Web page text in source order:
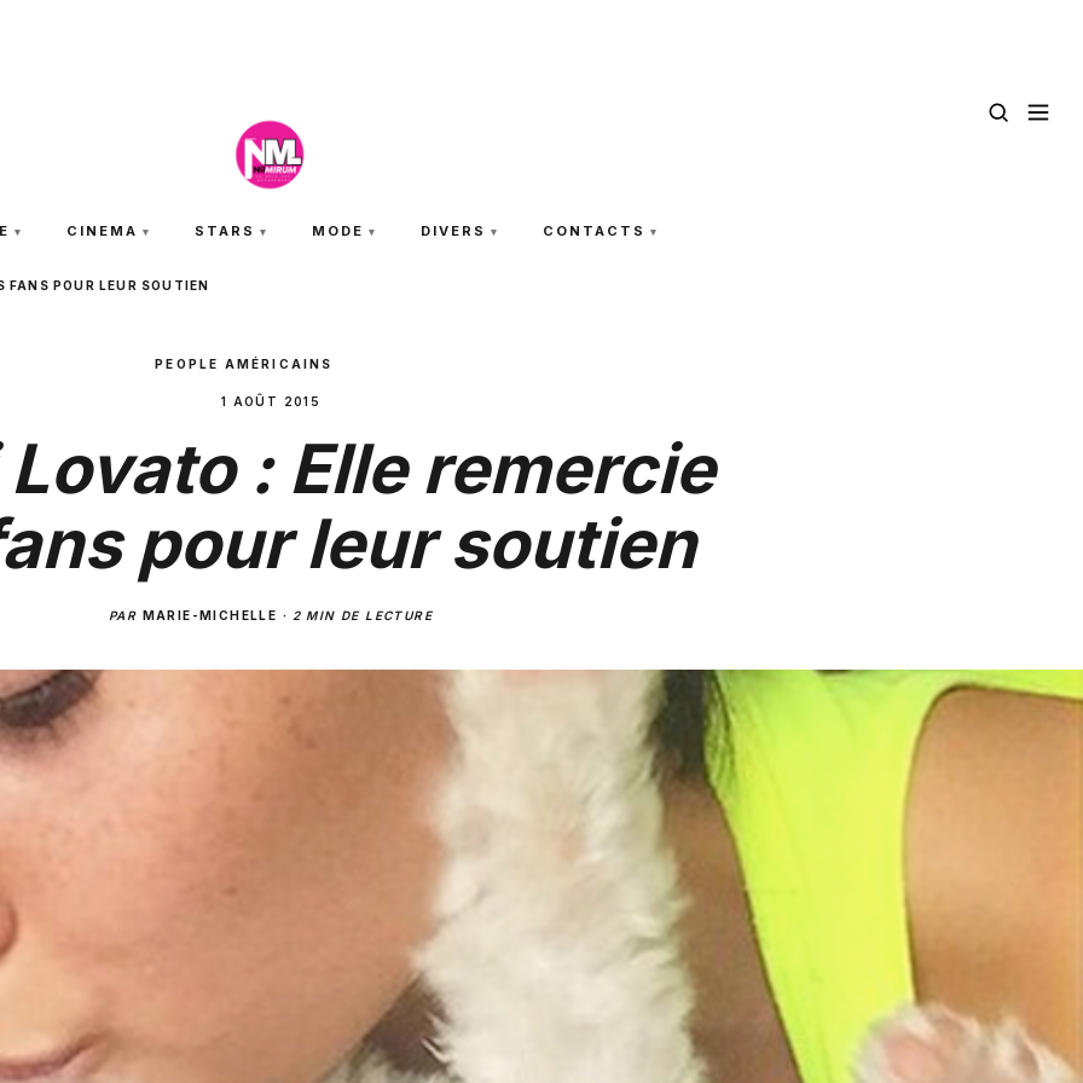
CINEMA STARS MODE DIVERS CONTACTS
FANS POUR LEUR SOUTIEN
PEOPLE AMÉRICAINS
1 AOÛT 2015
: Elle remercie
pour leur soutien
PAR MARIE-MICHELLE · 2 MIN DE LECTURE